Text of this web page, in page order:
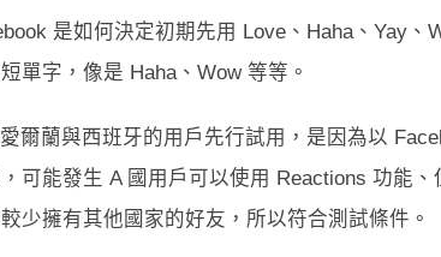
是如何決定初期先用 Love、Haha、Yay
單字，像是 Haha、Wow 等等。
爾蘭與西班牙的用戶先行試用，是因為以
可能發生 A 國用戶可以使用 Reactions 功能
少擁有其他國家的好友，所以符合測試條件。